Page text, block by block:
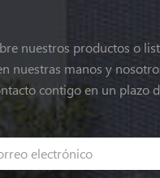
nuestros productos o
nuestras manos y
contigo en un plazo